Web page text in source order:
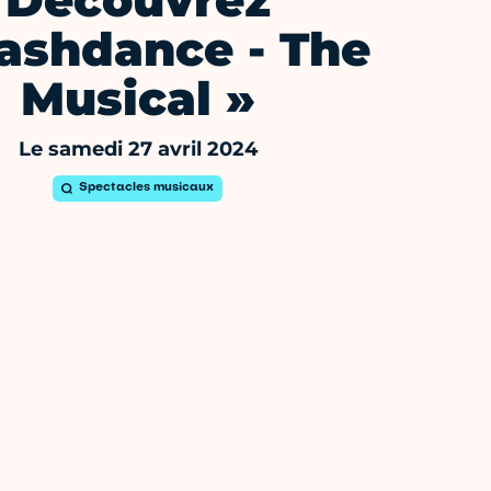
- The
Musical »
Le samedi 27 avril 2024
Spectacles musicaux